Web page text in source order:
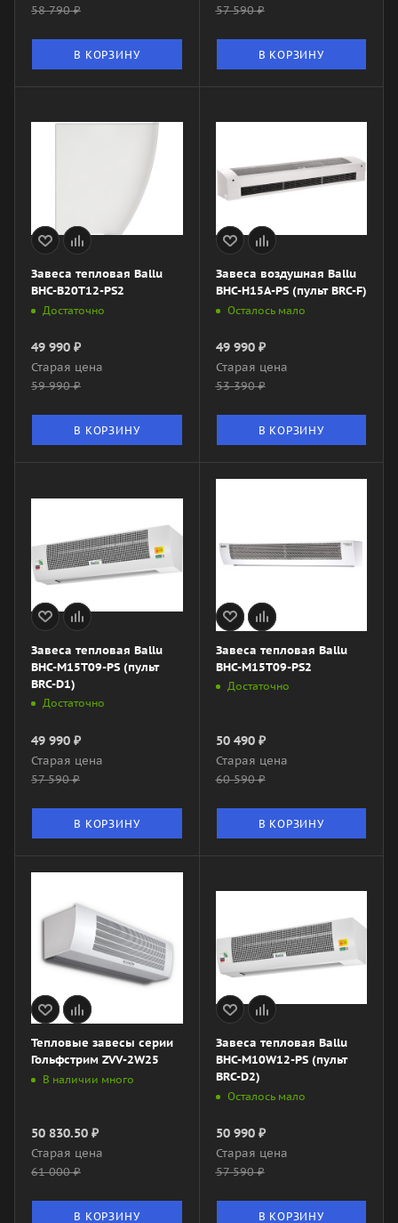
58 790₽
В КОРЗИНУ
57 590₽
В КОРЗИНУ
Завеса тепловая Ballu
BHC-B20T12-PS2
Достаточно
49 990 ₽
Старая цена
59 990₽
В КОРЗИНУ
Завеса воздушная Ballu
BHC-H15A-PS (пульт BRC-F)
Осталось мало
49 990₽
Старая цена
53 390₽
В КОРЗИНУ
Завеса тепловая Ballu
BHC-M15T09-PS (пульт
BRC-D1)
Достаточно
49 990 ₽
Старая цена
57 590₽
В КОРЗИНУ
Завеса тепловая Ballu
BHC-M15T09-PS2
Достаточно
50 490₽
Старая цена
60 590₽
В КОРЗИНУ
Тепловые завесы серии
Гольфстрим ZVV-2W25
В наличии много
50 830.50 ₽
Старая цена
61 000₽
В КОРЗИНУ
Завеса тепловая Ballu
BHC-M10W12-PS (пульт
BRC-D2)
Осталось мало
50 990₽
Старая цена
57 590₽
В КОРЗИНУ